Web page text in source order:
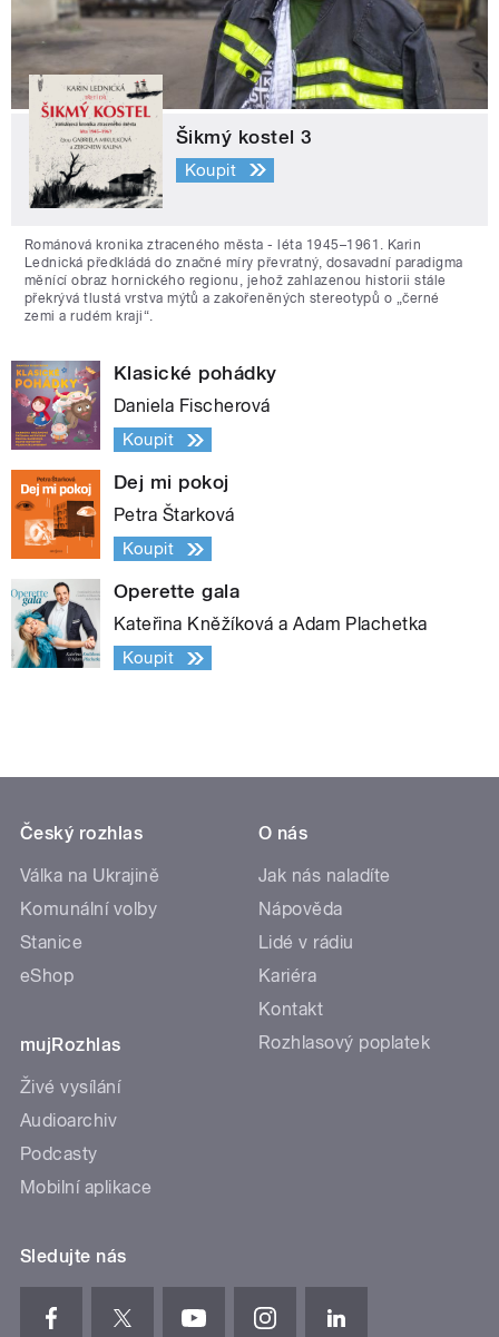
Šikmý kostel 3
Koupit
Románová kronika ztraceného města - léta 1945–1961. Karin
Lednická předkládá do značné míry převratný, dosavadní paradigma
měnící obraz hornického regionu, jehož zahlazenou historii stále
překrývá tlustá vrstva mýtů a zakořeněných stereotypů o „černé
zemi a rudém kraji“.
Klasické pohádky
Daniela Fischerová
Koupit
Dej mi pokoj
Petra Štarková
Koupit
Operette gala
Kateřina Kněžíková a Adam Plachetka
Koupit
Český rozhlas
Válka na Ukrajině
Komunální volby
Stanice
eShop
mujRozhlas
Živé vysílání
Audioarchiv
Podcasty
Mobilní aplikace
O nás
Jak nás naladíte
Nápověda
Lidé v rádiu
Kariéra
Kontakt
Rozhlasový poplatek
Sledujte nás